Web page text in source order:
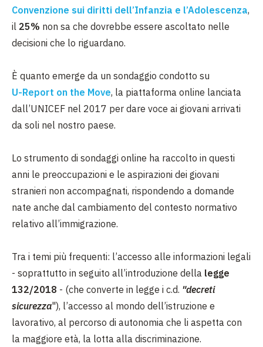
Convenzione sui diritti dell’Infanzia e l’Adolescenza,
il 25% non sa che dovrebbe essere ascoltato nelle
decisioni che lo riguardano.
È quanto emerge da un sondaggio condotto su
U-Report on the Move, la piattaforma online lanciata
dall’UNICEF nel 2017 per dare voce ai giovani arrivati
da soli nel nostro paese.
Lo strumento di sondaggi online ha raccolto in questi
anni le preoccupazioni e le aspirazioni dei giovani
stranieri non accompagnati, rispondendo a domande
nate anche dal cambiamento del contesto normativo
relativo all’immigrazione.
Tra i temi più frequenti: l’accesso alle informazioni legali
- soprattutto in seguito all’introduzione della legge
132/2018 - (che converte in legge i c.d. "decreti
sicurezza"), l’accesso al mondo dell’istruzione e
lavorativo, al percorso di autonomia che li aspetta con
la maggiore età, la lotta alla discriminazione.